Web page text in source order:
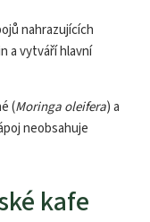
nahrazujících
a vytváří hlavní
(Moringa oleifera) a
neobsahuje
kafe